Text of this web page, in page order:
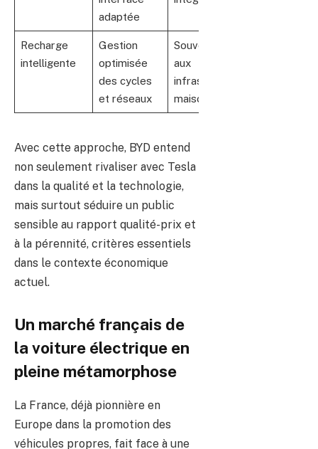
adaptée
Recharge
intelligente
Gestion
optimisée
des cycles
et réseaux
Souvent liée
aux
infrastructures
maison (Tesla)
Avec cette approche, BYD entend
non seulement rivaliser avec Tesla
dans la qualité et la technologie,
mais surtout séduire un public
sensible au rapport qualité-prix et
à la pérennité, critères essentiels
dans le contexte économique
actuel.
Un marché français de
la voiture électrique en
pleine métamorphose
La France, déjà pionnière en
Europe dans la promotion des
véhicules propres, fait face à une